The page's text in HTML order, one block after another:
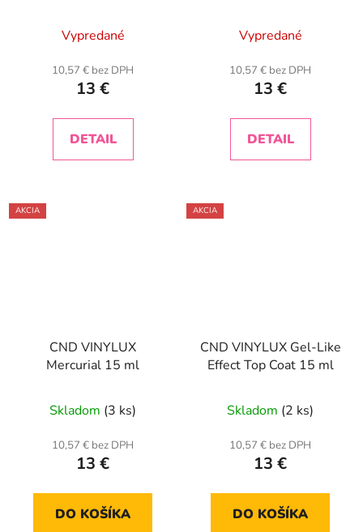
Vypredané
10,57 € bez DPH
13 €
DETAIL
Vypredané
10,57 € bez DPH
13 €
DETAIL
AKCIA
CND VINYLUX
Mercurial 15 ml
Skladom (3 ks)
10,57 € bez DPH
13 €
DO KOŠÍKA
AKCIA
CND VINYLUX Gel-Like
Effect Top Coat 15 ml
Skladom (2 ks)
10,57 € bez DPH
13 €
DO KOŠÍKA